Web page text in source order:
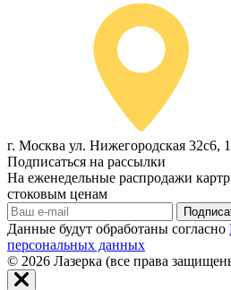
г. Москва ул. Нижегородская 32с6,
Подписаться на рассылки
На еженедельные распродажи
стоковым ценам
Данные будут обработаны согласно
персональных данных
© 2026 Лазерка (все права